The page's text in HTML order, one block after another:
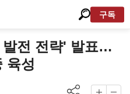
구독
발전 전략' 발표…
육성